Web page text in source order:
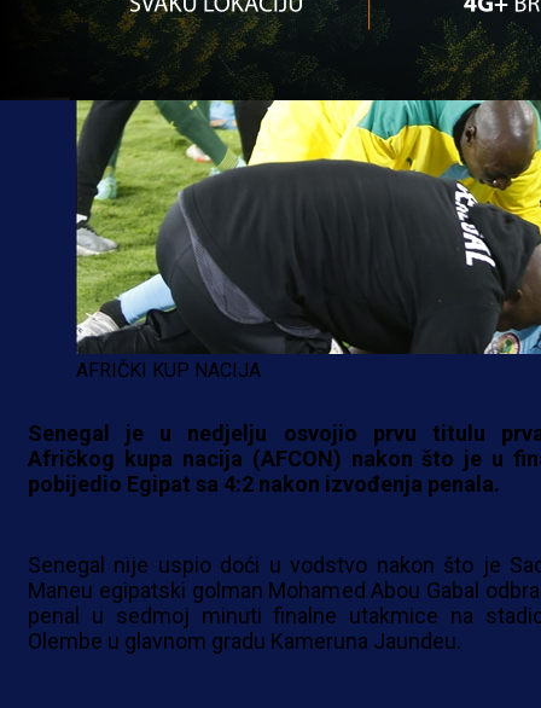
AFRIČKI KUP NACIJA
Senegal je u nedjelju osvojio prvu titulu
Afričkog kupa nacija (AFCON) nakon što je u
pobijedio Egipat sa 4:2 nakon izvođenja penala.
Senegal nije uspio doći u vodstvo nakon što je
Maneu egipatski golman Mohamed Abou Gabal
penal u sedmoj minuti finalne utakmice na
Olembe u glavnom gradu Kameruna Jaundeu.